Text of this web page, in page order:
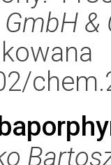
&